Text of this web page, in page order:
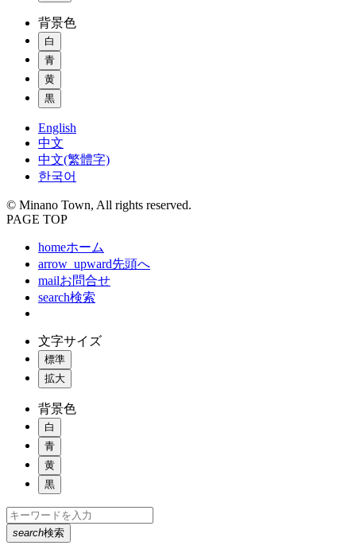
背景色
白
青
黄
黒
English
中文
中文(繁體字)
한국어
© Minano Town, All rights reserved.
PAGE TOP
homeホーム
arrow_upward先頭へ
mailお問合せ
search検索
文字サイズ
標準
拡大
背景色
白
青
黄
黒
search検索